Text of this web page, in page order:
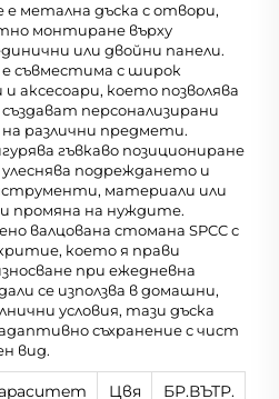
е метална дъска с отвори,
монтиране върху
или двойни панели.
е съвместима с широк
аксесоари, което позволява
персонализирани
различни предмети.
гъвкаво позициониране
подреждането и
материали или
промяна на нуждите.
валцована стомана SPCC с
което я прави
при ежедневна
се използва в домашни,
условия, тази дъска
съхранение с чист
вид.
Цвя
БР.ВЪТР.